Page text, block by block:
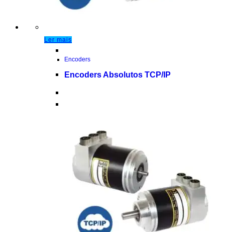
Ler mais
Encoders
Encoders Absolutos TCP/IP